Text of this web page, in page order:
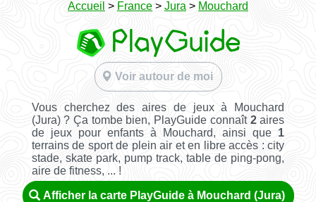
Accueil > France > Jura > Mouchard
Voir autour de moi
Vous cherchez des aires de jeux à Mouchard
(Jura) ? Ça tombe bien, PlayGuide connaît 2aires
de jeux pour enfants à Mouchard, ainsi que 1
terrains de sport de plein air et en libre accès : city
stade, skate park, pump track, table de ping-pong,
aire de fitness, ... !
Afficher la carte PlayGuide à Mouchard (Jura)